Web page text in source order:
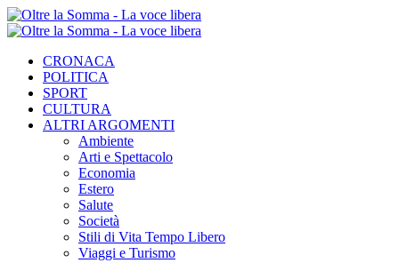
CRONACA
POLITICA
SPORT
CULTURA
ALTRI ARGOMENTI
Ambiente
Arti e Spettacolo
Economia
Estero
Salute
Società
Stili di Vita Tempo Libero
Viaggi e Turismo